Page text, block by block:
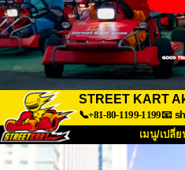
STREET KART
📞+81-80-1199-1199📧
เมนู/เปลี่